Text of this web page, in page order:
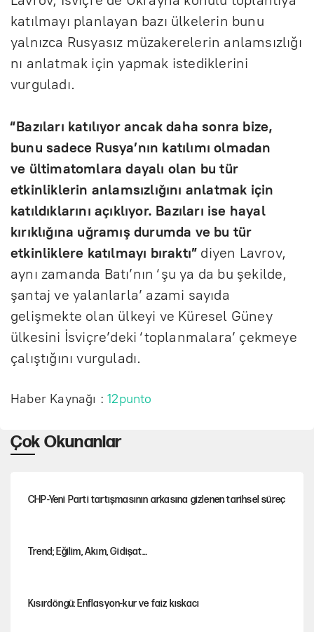
katılmayı planlayan bazı ülkelerin bunu
yalnızca Rusyasız müzakerelerin anlamsızlığı
nı anlatmak için yapmak istediklerini
vurguladı.
“Bazıları katılıyor ancak daha sonra bize,
bunu sadece Rusya’nın katılımı olmadan
ve ültimatomlara dayalı olan bu tür
etkinliklerin anlamsızlığını anlatmak için
katıldıklarını açıklıyor. Bazıları ise hayal
kırıklığına uğramış durumda ve bu tür
etkinliklere katılmayı bıraktı” diyen Lavrov,
aynı zamanda Batı’nın ‘şu ya da bu şekilde,
şantaj ve yalanlarla’ azami sayıda
gelişmekte olan ülkeyi ve Küresel Güney
ülkesini İsviçre’deki ‘toplanmalara’ çekmeye
çalıştığını vurguladı.
Haber Kaynağı :12punto
Çok Okunanlar
CHP-Yeni Parti tartışmasının arkasına gizlenen tarihsel süreç
Trend; Eğilim, Akım, Gidişat…
Kısırdöngü: Enflasyon-kur ve faiz kıskacı